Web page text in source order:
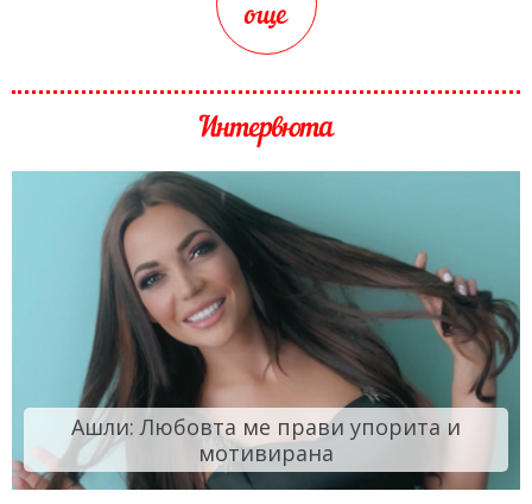
още
Интервюта
Ашли: Любовта ме прави упорита и
мотивирана